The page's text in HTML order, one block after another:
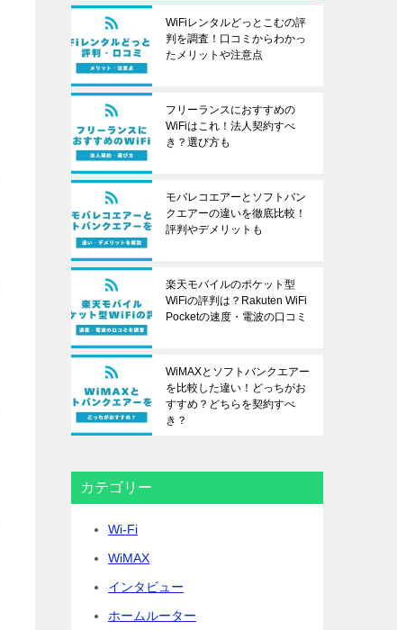
WiFiレンタルどっとこむの評
判を調査！口コミからわかっ
たメリットや注意点
フリーランスにおすすめの
WiFiはこれ！法人契約すべ
き？選び方も
モバレコエアーとソフトバン
クエアーの違いを徹底比較！
評判やデメリットも
楽天モバイルのポケット型
WiFiの評判は？Rakuten WiFi
Pocketの速度・電波の口コミ
WiMAXとソフトバンクエアー
を比較した違い！どっちがお
すすめ？どちらを契約すべ
き？
カテゴリー
Wi-Fi
WiMAX
インタビュー
ホームルーター